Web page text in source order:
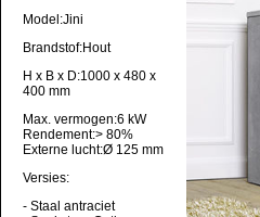
Model:Jini
Brandstof:Hout
H x B x D:1000 x 480 x
400 mm
Max. vermogen:6 kW
Rendement:> 80%
Externe lucht:Ø 125 mm
Versies:
- Staal antraciet